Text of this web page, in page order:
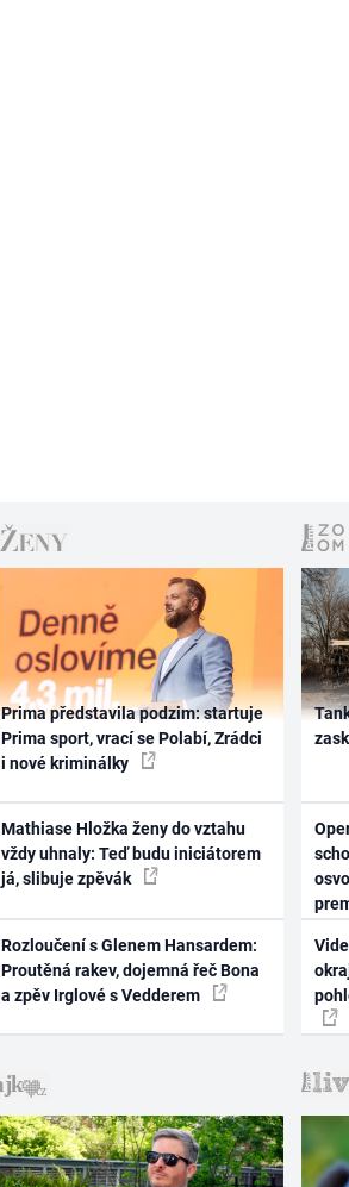
Prima představila podzim: startuje
Prima sport, vrací se Polabí, Zrádci
i nové kriminálky
Mathiase Hložka ženy do vztahu
vždy uhnaly: Teď budu iniciátorem
já, slibuje zpěvák
Rozloučení s Glenem Hansardem:
Proutěná rakev, dojemná řeč Bona
a zpěv Irglové s Vedderem